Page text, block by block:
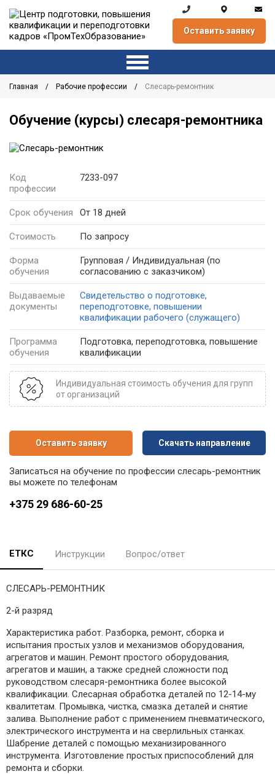
Оставить заявку
Главная Рабочие профессии Слесарь-ремонтник
Обучение (курсы) слесаря-ремонтника
Код
профессии
7233-097
Срок обучения От 18 дней
Стоимость По запросу
Форма
обучения
Групповая / Индивидуальная (по
согласованию с заказчиком)
Выдаваемые
документы
Свидетельство о подготовке,
переподготовке, повышении
квалификации рабочего (служащего)
Программа
обучения
Подготовка, переподготовка, повышение
квалификации
Индивидуальная стоимость обучения для групп
от организаций
Оставить заявку Скачать направление
Записаться на обучение по профессии слесарь-ремонтник
вы можете по телефонам
+375 29 686-60-25
ЕТКС Инструкции Вопрос/ответ
СЛЕСАРЬ-РЕМОНТНИК
2-й разряд
Характеристика работ. Разборка, ремонт, сборка и
испытания простых узлов и механизмов оборудования,
агрегатов и машин. Ремонт простого оборудования,
агрегатов и машин, а также средней сложности под
руководством слесаря-ремонтника более высокой
квалификации. Слесарная обработка деталей по 12-14-му
квалитетам. Промывка, чистка, смазка деталей и снятие
залива. Выполнение работ с применением пневматического,
электрического инструмента и на сверлильных станках.
Шабрение деталей с помощью механизированного
инструмента. Изготовление простых приспособлений для
ремонта и сборки.